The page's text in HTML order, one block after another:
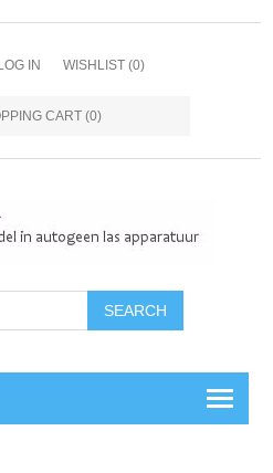
LOG IN WISHLIST (0)
CART (0)